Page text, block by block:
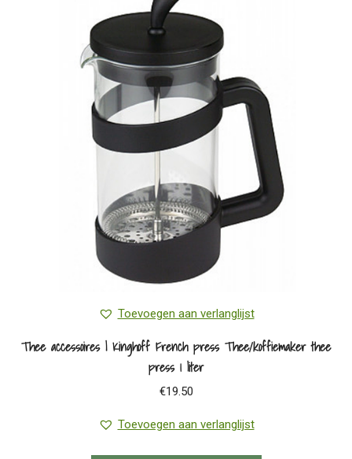
Toevoegen aan verlanglijst
Thee accessoires | Kinghoff French press Thee/koffiemaker thee
press 1 liter
€19.50
Toevoegen aan verlanglijst